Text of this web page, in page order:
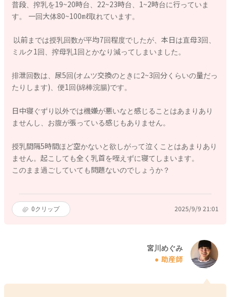
普段、搾乳を19~20時台、22~23時台、1~2時台に行っていま
す。 一回大体80~100㎖取れています。
以前までは授乳回数が平均7回程度でしたが、本日は直母3回、
ミルク1回、搾母乳1回とかなり減ってしまいました。
排泄回数は、尿5回(オムツ交換のときに2~3回分くらいの量だっ
たりします)、便1回(綿棒浣腸)です。
日中寝ぐずり以外では機嫌が悪いなと感じることはあまりあり
ませんし、お腹が張っている感じもありません。
授乳間隔5時間ほど空かないと欲しがって泣くことはあまりあり
ません。起こしても全く乳首を咥えずに寝てしまいます。
このまま過ごしていても問題ないのでしょうか？
0クリップ 2025/9/9 21:01
宮川めぐみ
助産師